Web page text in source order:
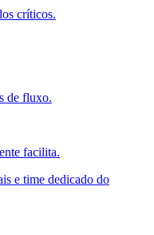
críticos.
de fluxo.
facilita.
e time dedicado do